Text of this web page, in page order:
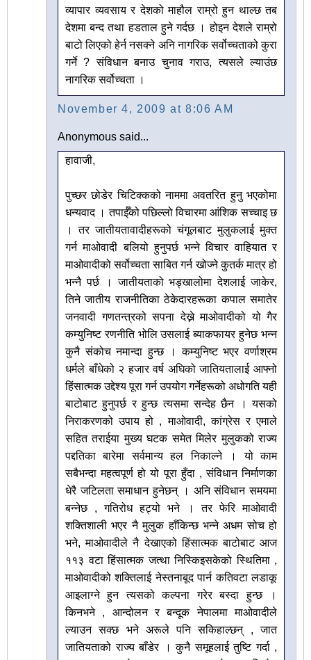
व्यापार व्यवसाय र देशको माहौल राम्रो हुन थाल्छ तब
देशमा बन्द तथा हडताल हुने गर्दछ । होइन देशले राम्रो
बाटो लिएको हेर्न नसक्ने अनि नागरिक सर्वोच्चताको कुरा
गर्ने ? संविधान बनाउ चुनाव गराउ, त्यसले ल्याउंछ
नागरिक सर्वोच्चता ।
November 4, 2009 at 8:06 AM
Anonymous said...
हावाजी,
पुच्छर छोडेर चिटिक्कको नाममा अवतरित हुनु भएकोमा
धन्यवाद । तपाईँको पछिल्लो विचारमा आंशिक सच्चाइ छ
। तर जातीयतावादीहरूको चंगूलबाट मुलुकलाई मुक्त
गर्न माओवादी बलियो हुनुपर्छ भन्ने विचार वाहियात र
माओवादीको सर्वोच्चता साबित गर्न खोज्ने कुतर्क मात्र हो
भन्नै पर्छ । जातीयताको भड्खालोमा देशलाई जाकेर,
तिने जातीय राजनीतिका ठेकेदारहरूका कपाल समातेर
जनवादी गणतन्त्रको सपना देख्ने माओवादीको यो गैर
कम्युनिष्ट रणनीति भोलि उसलाई ब्याकफायर हुनेछ भन्न
कुनै संकोच नमान्दा हुन्छ । कम्युनिष्ट भएर वर्णाश्रम
धर्मले बाँधेको २ हजार वर्ष अघिको जातियतालाई आफ्नो
हिंसात्मक उद्देश्य पूरा गर्न उपयोग गर्नेहरूको अधोगति यही
बाटोबाट हुनुपर्छ र हुन्छ त्यसमा सन्देह छैन । यसको
निराकरणको उपाय हो , माओवादी, कांग्रेस र एमाले
सहित तराईया मुख्य घटक समेत मिलेर मुलुकको राज्य
पद्दतिका बारेमा सर्वमान्य हल निकाल्ने । यो काम
सबैभन्दा महत्वपूर्ण हो यो पूरा हुँदा , संविधान निर्माणका
धेरै जटिलता समाधान हुनेछन् । अनि संविधान समयमा
बन्नेछ , गतिरोध हट्यो भने । तर फेरि माओवादी
शक्तिशाली भएर नै मुलुक हाँकिन्छ भन्ने अधम सोच हो
भने, माओवादीले नै देखाएको हिंसात्मक बाटोबाट आज
११३ वटा हिंसात्मक जत्था निस्किइसकेको स्थितिमा ,
माओवादीको शक्तिलाई नेस्तनाबूद पार्न कतिवटा लडाकू
आइलाग्ने हुन त्यसको कल्पना गरेर बस्दा हुन्छ ।
किनभने , आन्दोलन र बन्दूक नेपालमा माओवादीले
ल्याउन सक्छ भने अरूले पनि सकिहाल्छन् , जात
जातियताको राज्य बाँडेर । कुनै समूहलाई तुष्टि गर्दा ,